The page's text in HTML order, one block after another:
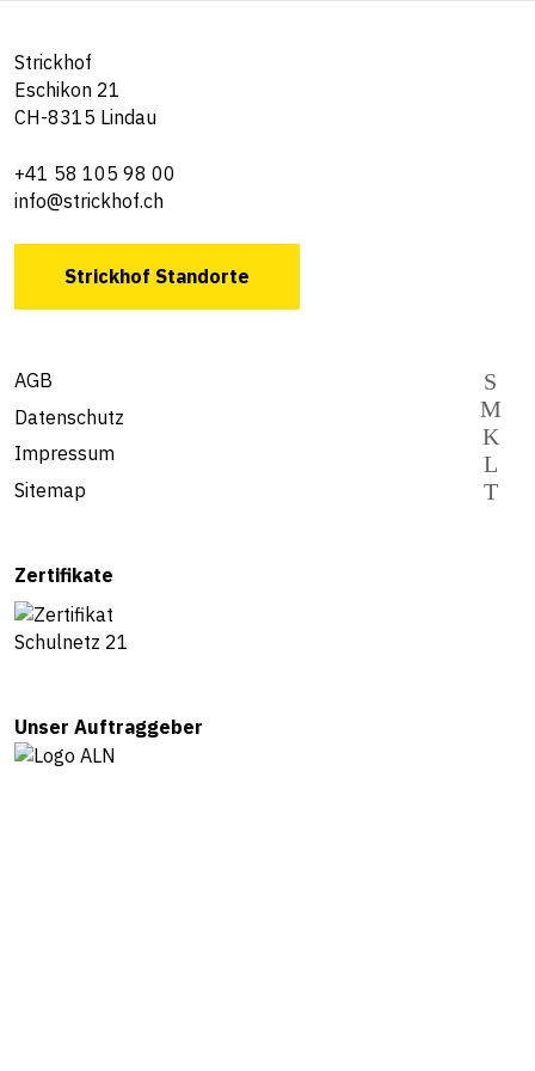
Strickhof
Eschikon 21
CH-8315 Lindau
+41 58 105 98 00
info@strickhof.ch
Strickhof Standorte
AGB
Datenschutz
Impressum
Sitemap
Zertifikate
Unser Auftraggeber